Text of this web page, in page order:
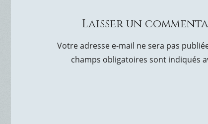
Laisser un
Votre adresse e-mail ne sera pas
champs obligatoires sont indiqués